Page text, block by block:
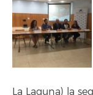
La Laguna) la